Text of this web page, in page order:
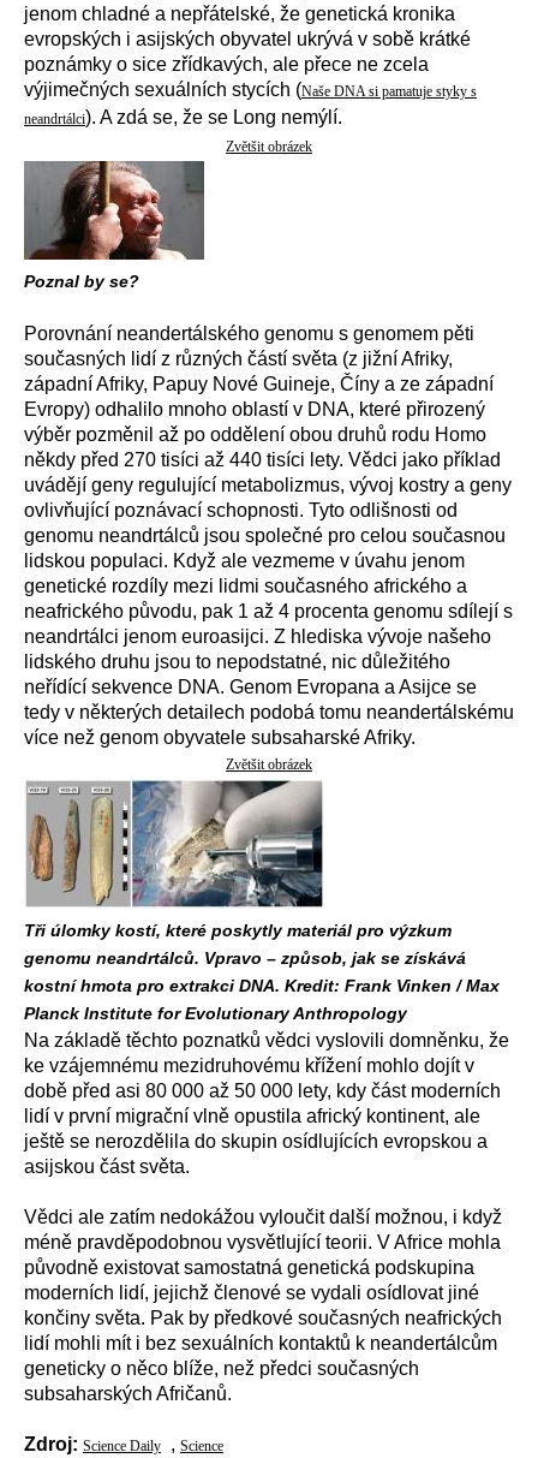
jenom chladné a nepřátelské, že genetická kronika
evropských i asijských obyvatel ukrývá v sobě krátké
poznámky o sice zřídkavých, ale přece ne zcela
výjimečných sexuálních stycích (Naše DNA si pamatuje styky s
neandrtálci). A zdá se, že se Long nemýlí.
Zvětšit obrázek
Poznal by se?
Porovnání neandertálského genomu s genomem pěti
současných lidí z různých částí světa (z jižní Afriky,
západní Afriky, Papuy Nové Guineje, Číny a ze západní
Evropy) odhalilo mnoho oblastí v DNA, které přirozený
výběr pozměnil až po oddělení obou druhů rodu Homo
někdy před 270 tisíci až 440 tisíci lety. Vědci jako příklad
uvádějí geny regulující metabolizmus, vývoj kostry a geny
ovlivňující poznávací schopnosti. Tyto odlišnosti od
genomu neandrtálců jsou společné pro celou současnou
lidskou populaci. Když ale vezmeme v úvahu jenom
genetické rozdíly mezi lidmi současného afrického a
neafrického původu, pak 1 až 4 procenta genomu sdílejí s
neandrtálci jenom euroasijci. Z hlediska vývoje našeho
lidského druhu jsou to nepodstatné, nic důležitého
neřídící sekvence DNA. Genom Evropana a Asijce se
tedy v některých detailech podobá tomu neandertálskému
více než genom obyvatele subsaharské Afriky.
Zvětšit obrázek
Tři úlomky kostí, které poskytly materiál pro výzkum
genomu neandrtálců. Vpravo – způsob, jak se získává
kostní hmota pro extrakci DNA. Kredit: Frank Vinken / Max
Planck Institute for Evolutionary Anthropology
Na základě těchto poznatků vědci vyslovili domněnku, že
ke vzájemnému mezidruhovému křížení mohlo dojít v
době před asi 80 000 až 50 000 lety, kdy část moderních
lidí v první migrační vlně opustila africký kontinent, ale
ještě se nerozdělila do skupin osídlujících evropskou a
asijskou část světa.
Vědci ale zatím nedokážou vyloučit další možnou, i když
méně pravděpodobnou vysvětlující teorii. V Africe mohla
původně existovat samostatná genetická podskupina
moderních lidí, jejichž členové se vydali osídlovat jiné
končiny světa. Pak by předkové současných neafrických
lidí mohli mít i bez sexuálních kontaktů k neandertálcům
geneticky o něco blíže, než předci současných
subsaharských Afričanů.
Zdroj: Science Daily , Science